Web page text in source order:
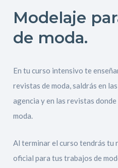
Modelaje
de moda.
En tu curso intensivo te
revistas de moda, saldrás en
agencia y en las revistas
moda.
Al terminar el curso tendrás tu
oficial para tus trabajos de